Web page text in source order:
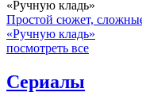
«Ручную кладь»
Простой сюжет,
«Ручную кладь»
посмотреть все
Сериалы